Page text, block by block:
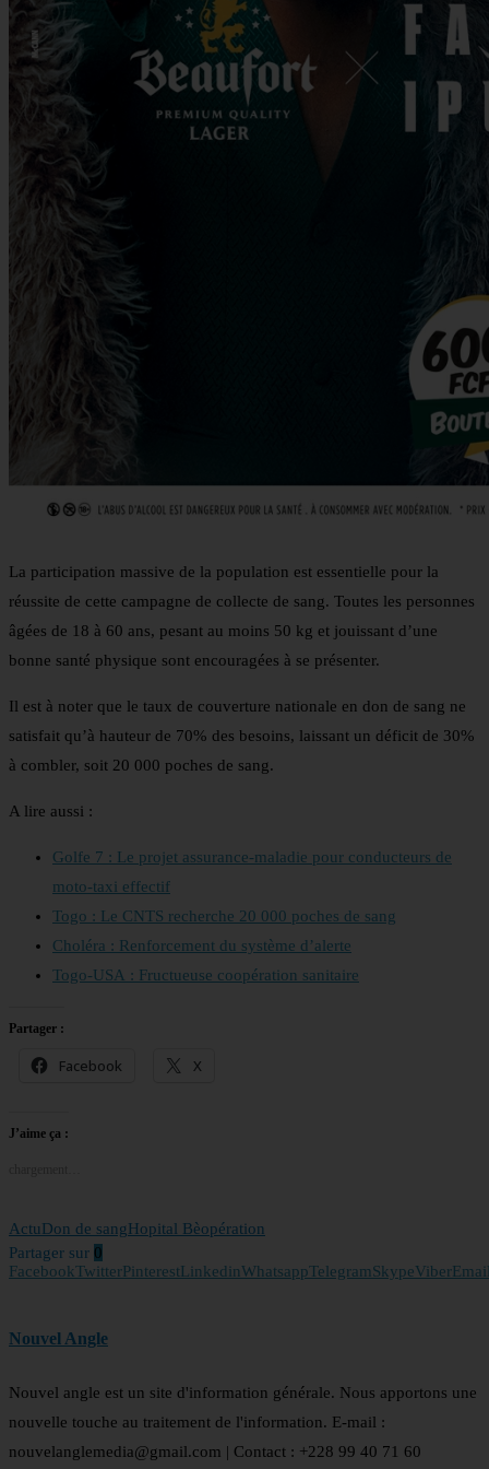
La participation massive de la population est essentielle pour la
réussite de cette campagne de collecte de sang. Toutes les personnes
âgées de 18 à 60 ans, pesant au moins 50 kg et jouissant d’une
bonne santé physique sont encouragées à se présenter.
Il est à noter que le taux de couverture nationale en don de sang ne
satisfait qu’à hauteur de 70% des besoins, laissant un déficit de 30%
à combler, soit 20 000 poches de sang.
A lire aussi :
Golfe 7 : Le projet assurance-maladie pour conducteurs de
moto-taxi effectif
Togo : Le CNTS recherche 20 000 poches de sang
Choléra : Renforcement du système d’alerte
Togo-USA : Fructueuse coopération sanitaire
Partager :
Facebook X
J’aime ça :
ActuDon de sangHopital Bèopération
Partager sur 0
FacebookTwitterPinterestLinkedinWhatsappTelegramSkypeViber
Nouvel Angle
Nouvel angle est un site d'information générale. Nous apportons une
nouvelle touche au traitement de l'information. E-mail :
nouvelanglemedia@gmail.com | Contact : +228 99 40 71 60